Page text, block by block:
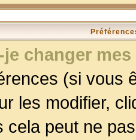
changer
(si vous
les modifier,
cela peut ne